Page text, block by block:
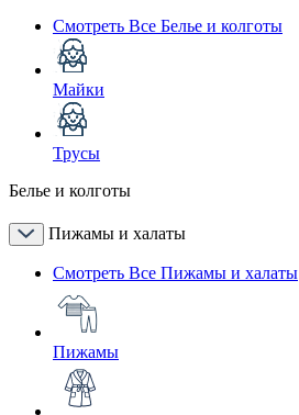
Смотреть Все Белье и колготы
Майки
Трусы
Белье и колготы
Пижамы и халаты
Смотреть Все Пижамы и халаты
Пижамы